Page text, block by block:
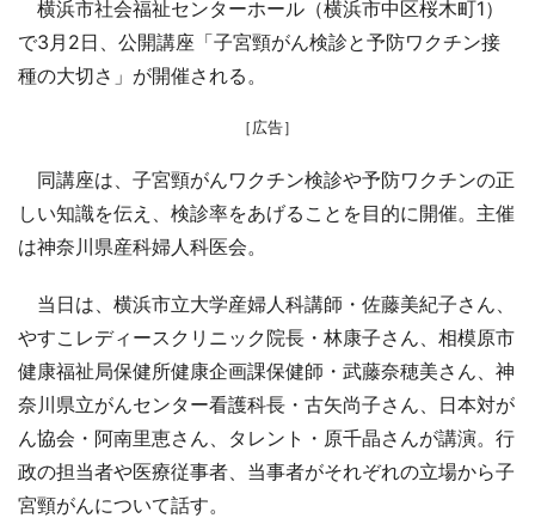
横浜市社会福祉センターホール（横浜市中区桜木町1）
で3月2日、公開講座「子宮頸がん検診と予防ワクチン接
種の大切さ」が開催される。
［広告］
同講座は、子宮頸がんワクチン検診や予防ワクチンの正
しい知識を伝え、検診率をあげることを目的に開催。主催
は神奈川県産科婦人科医会。
当日は、横浜市立大学産婦人科講師・佐藤美紀子さん、
やすこレディースクリニック院長・林康子さん、相模原市
健康福祉局保健所健康企画課保健師・武藤奈穂美さん、神
奈川県立がんセンター看護科長・古矢尚子さん、日本対が
ん協会・阿南里恵さん、タレント・原千晶さんが講演。行
政の担当者や医療従事者、当事者がそれぞれの立場から子
宮頸がんについて話す。